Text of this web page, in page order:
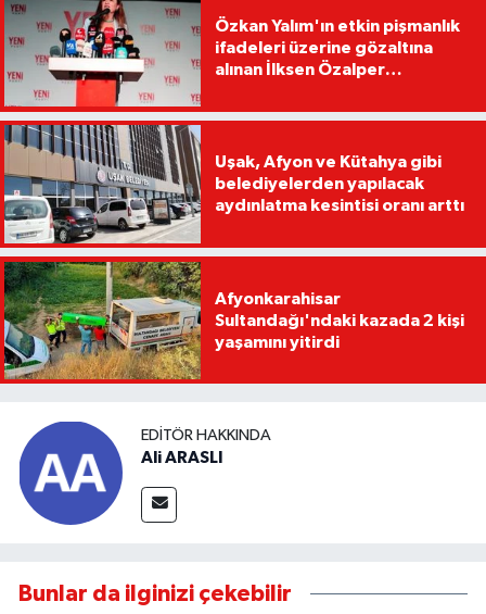
Özkan Yalım'ın etkin pişmanlık
ifadeleri üzerine gözaltına
alınan İlksen Özalper
Uşak, Afyon ve Kütahya gibi
belediyelerden yapılacak
aydınlatma kesintisi oranı arttı
Afyonkarahisar
Sultandağı'ndaki kazada 2 kişi
yaşamını yitirdi
EDITÖR HAKKINDA
Ali ARASLI
Bunlar da ilginizi çekebilir